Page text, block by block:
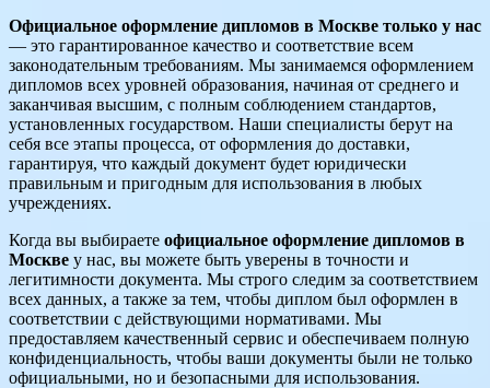
Официальное оформление дипломов в Москве только у нас
— это гарантированное качество и соответствие всем
законодательным требованиям. Мы занимаемся оформлением
дипломов всех уровней образования, начиная от среднего и
заканчивая высшим, с полным соблюдением стандартов,
установленных государством. Наши специалисты берут на
себя все этапы процесса, от оформления до доставки,
гарантируя, что каждый документ будет юридически
правильным и пригодным для использования в любых
учреждениях.
Когда вы выбираете официальное оформление дипломов в
Москве у нас, вы можете быть уверены в точности и
легитимности документа. Мы строго следим за соответствием
всех данных, а также за тем, чтобы диплом был оформлен в
соответствии с действующими нормативами. Мы
предоставляем качественный сервис и обеспечиваем полную
конфиденциальность, чтобы ваши документы были не только
официальными, но и безопасными для использования.